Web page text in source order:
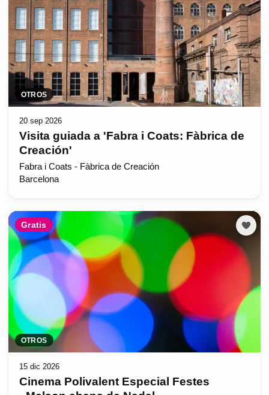
OTROS
20 sep 2026
Visita guiada a 'Fabra i Coats: Fàbrica de
Creación'
Fabra i Coats - Fàbrica de Creación
Barcelona
Gratis
OTROS
15 dic 2026
Cinema Polivalent Especial Festes